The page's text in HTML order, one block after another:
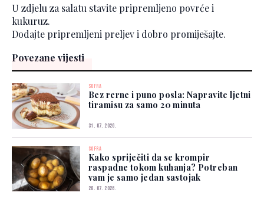
U zdjelu za salatu stavite pripremljeno povrće i
kukuruz.
Dodajte pripremljeni preljev i dobro promiješajte.
Povezane vijesti
SOFRA
Bez rerne i puno posla: Napravite ljetni
tiramisu za samo 20 minuta
31. 07. 2026.
SOFRA
Kako spriječiti da se krompir
raspadne tokom kuhanja? Potreban
vam je samo jedan sastojak
28. 07. 2026.